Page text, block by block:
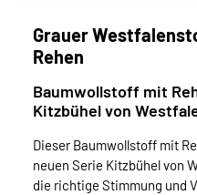
Grauer
Rehen
Baumwollstoff mit
Kitzbühel von
Dieser Baumwollstoff mit
neuen Serie Kitzbühel von
die richtige Stimmung und